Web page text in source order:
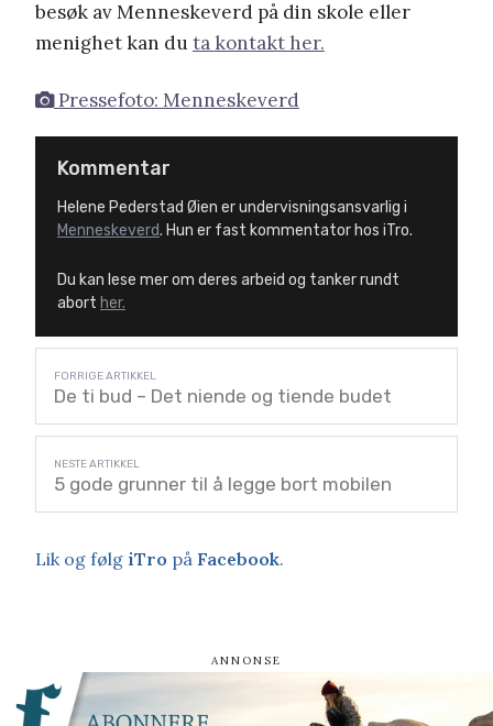
besøk av Menneskeverd på din skole eller
menighet kan duta kontakt her.
Pressefoto: Menneskeverd
Kommentar
Helene Pederstad Øien er undervisningsansvarlig i
Menneskeverd. Hun er fast kommentator hos iTro.
Du kan lese mer om deres arbeid og tanker rundt
abort her.
De ti bud – Det niende og tiende budet
5 gode grunner til å legge bort mobilen
Lik og følg iTro på Facebook.